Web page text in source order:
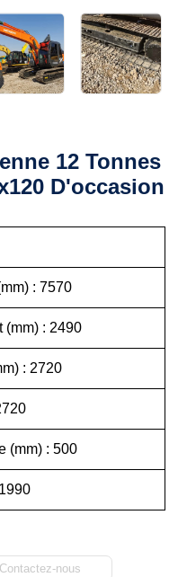
12 Tonnes
D'occasion
(mm) : 7570
(mm) : 2490
: 2720
: 2720
(mm) : 500
1990
Contactez-nous